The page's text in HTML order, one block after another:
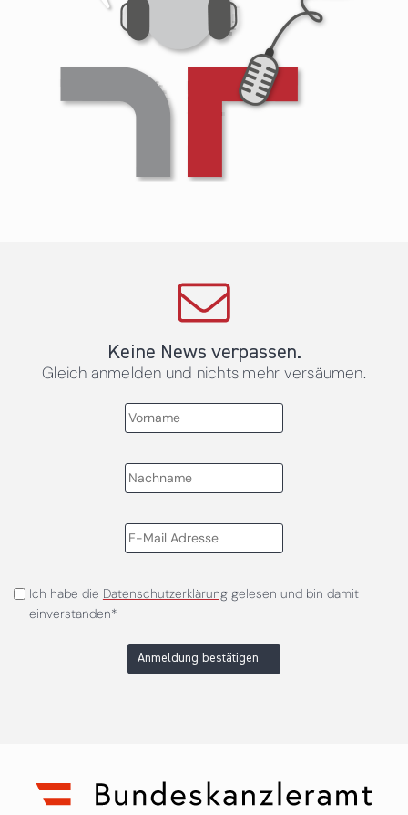
Keine News verpassen.
Gleich anmelden und nichts mehr versäumen.
Ich habe die Datenschutzerklärunggelesen und bin damit
einverstanden*
Anmeldung bestätigen